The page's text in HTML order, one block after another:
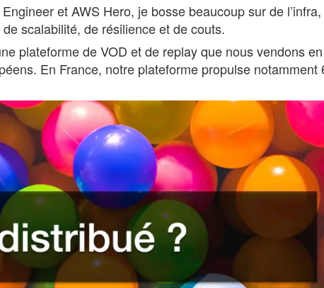
et AWS Hero, je bosse beaucoup sur de
scalabilité, de résilience et de couts.
plateforme de VOD et de replay que nous vendons
En France, notre plateforme propulse notamment